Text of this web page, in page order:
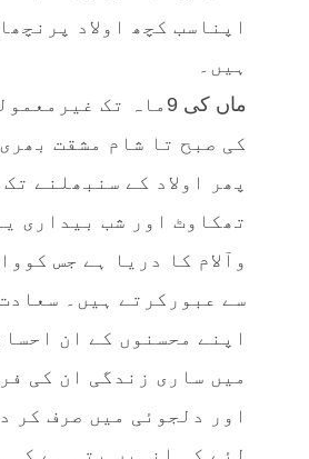
اپناسب کچھ اولاد
ہیں۔
ماں کی 9ماہ تک
کی صبح تا شام مشقت
پھر اولاد کے سنبھلنے
تھکاوٹ اور شب بیداری
وآلام کا دریا ہے جس
سے عبورکرتے ہیں۔ سعادت
اپنے محسنوں کے ان
میں ساری زندگی ان کی
اور دلجوئی میں صرف کر
لئے کہ انہیں پتہ ہے کہ